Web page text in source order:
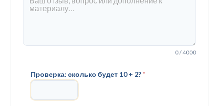
0 / 4000
Проверка: сколько будет 10 + 2?*